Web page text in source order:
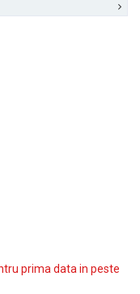
prima data in peste